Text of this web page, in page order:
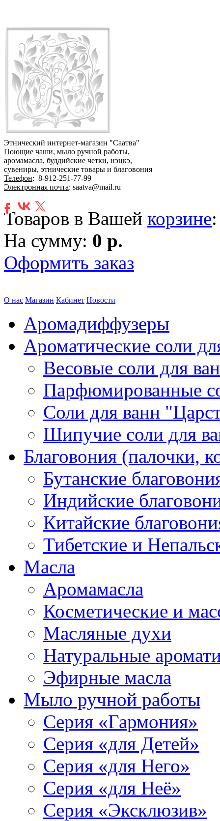
Этнический интернет-магазин "Саатва"
Поющие чаши, мыло ручной работы,
аромамасла, буддийские четки, нэцкэ,
сувениры, этнические товары и благовония
Телефон: 8-912-251-77-99
Электронная почта: saatva@mail.ru
Товаров в Вашей корзине
На сумму: 0 р.
Оформить заказ
О нас Магазин Кабинет Новости
Аромадиффузеры
Ароматические соли
Весовые соли для
Парфюмированные
Соли для ванн
Шипучие соли для
Благовония (палочки,
Бутанские
Индийские
Китайские
Тибетские и
Масла
Аромамасла
Косметические и
Масляные духи
Натуральные
Эфирные масла
Мыло ручной работы
Серия «Гармония»
Серия «для Детей»
Серия «для Него»
Серия «для Неё»
Серия «Эксклюзив»